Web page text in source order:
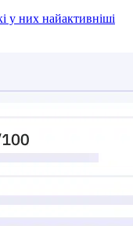
у них найактивніші